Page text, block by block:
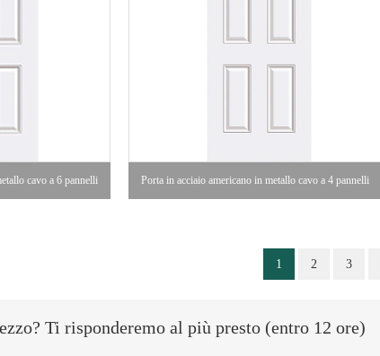
cavo a 6 pannelli Porta in acciaio americano in metallo cavo a 4 pannelli
1 2 3
Ti risponderemo al più presto (entro 12 ore)